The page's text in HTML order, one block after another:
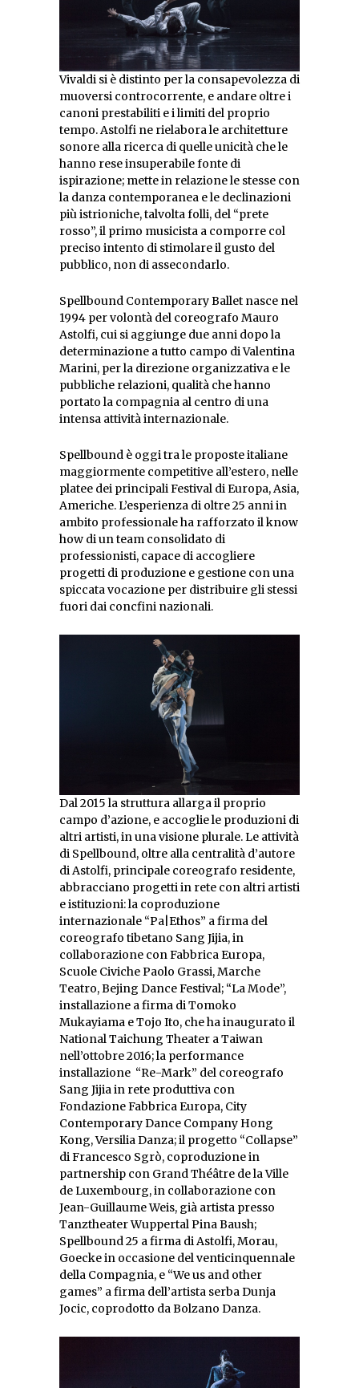
Vivaldi si è distinto per la consapevolezza di
muoversi controcorrente, e andare oltre i
canoni prestabiliti e i limiti del proprio
tempo. Astolfi ne rielabora le architetture
sonore alla ricerca di quelle unicità che le
hanno rese insuperabile fonte di
ispirazione; mette in relazione le stesse con
la danza contemporanea e le declinazioni
più istrioniche, talvolta folli, del “prete
rosso”, il primo musicista a comporre col
preciso intento di stimolare il gusto del
pubblico, non di assecondarlo.
Spellbound Contemporary Ballet nasce nel
1994 per volontà del coreografo Mauro
Astolfi, cui si aggiunge due anni dopo la
determinazione a tutto campo di Valentina
Marini, per la direzione organizzativa e le
pubbliche relazioni, qualità che hanno
portato la compagnia al centro di una
intensa attività internazionale.
Spellbound è oggi tra le proposte italiane
maggiormente competitive all’estero, nelle
platee dei principali Festival di Europa, Asia,
Americhe. L’esperienza di oltre 25 anni in
ambito professionale ha rafforzato il know
how di un team consolidato di
professionisti, capace di accogliere
progetti di produzione e gestione con una
spiccata vocazione per distribuire gli stessi
fuori dai concfini nazionali.
Dal 2015 la struttura allarga il proprio
campo d’azione, e accoglie le produzioni di
altri artisti, in una visione plurale. Le attività
di Spellbound, oltre alla centralità d’autore
di Astolfi, principale coreografo residente,
abbracciano progetti in rete con altri artisti
e istituzioni: la coproduzione
internazionale “Pa|Ethos” a firma del
coreografo tibetano Sang Jijia, in
collaborazione con Fabbrica Europa,
Scuole Civiche Paolo Grassi, Marche
Teatro, Bejing Dance Festival; “La Mode”,
installazione a firma di Tomoko
Mukayiama e Tojo Ito, che ha inaugurato il
National Taichung Theater a Taiwan
nell’ottobre 2016; la performance
installazione “Re-Mark” del coreografo
Sang Jijia in rete produttiva con
Fondazione Fabbrica Europa, City
Contemporary Dance Company Hong
Kong, Versilia Danza; il progetto “Collapse”
di Francesco Sgrò, coproduzione in
partnership con Grand Théâtre de la Ville
de Luxembourg, in collaborazione con
Jean-Guillaume Weis, già artista presso
Tanztheater Wuppertal Pina Baush;
Spellbound 25 a firma di Astolfi, Morau,
Goecke in occasione del venticinquennale
della Compagnia, e “We us and other
games” a firma dell’artista serba Dunja
Jocic, coprodotto da Bolzano Danza.